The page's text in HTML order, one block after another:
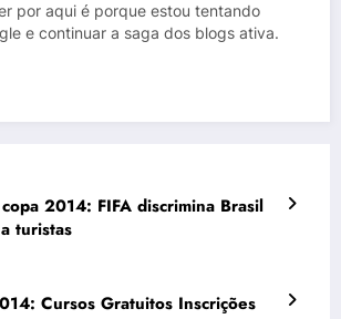
por aqui é porque estou tentando
e continuar a saga dos blogs ativa.
2014: FIFA discrimina Brasil
turistas
Cursos Gratuitos Inscrições